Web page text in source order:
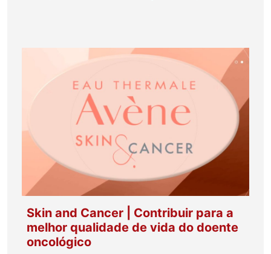
Skin and Cancer | Contribuir para a
melhor qualidade de vida do doente
oncológico